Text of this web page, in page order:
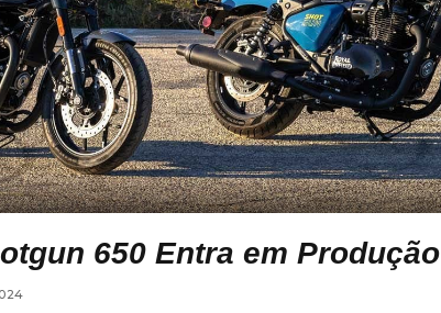
650 Entra em Produção